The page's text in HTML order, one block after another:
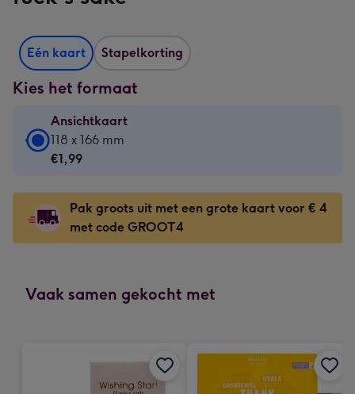
Eén kaart Stapelkorting
Kies het formaat
Ansichtkaart
Ansichtkaart
-
-
118
x
-
118 x 166 mm
€1,99
Pak groots uit met een grote kaart voor € 4
met code GROOT4
Vaak samen gekocht met